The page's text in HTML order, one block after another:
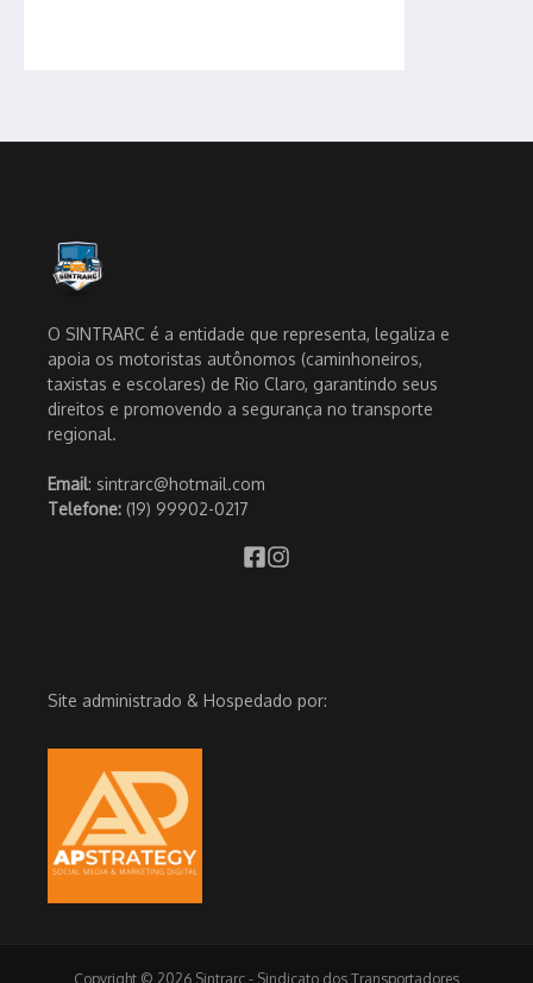
O SINTRARC é a entidade que representa, legaliza e
apoia os motoristas autônomos (caminhoneiros,
taxistas e escolares) de Rio Claro, garantindo seus
direitos e promovendo a segurança no transporte
regional.
Email: sintrarc@hotmail.com
Telefone: (19) 99902-0217
Site administrado & Hospedado por:
Copyright © 2026 Sintrarc - Sindicato dos Transportadores